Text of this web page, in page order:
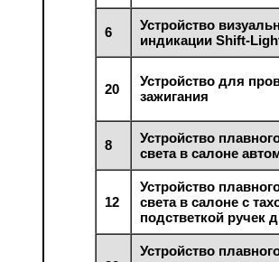
6
Устройство
индикации Shift-
20
Устройство для
зажигания
8
Устройство
света в салоне
12
Устройство
света в салоне с
подстветкой ручек
Устройство